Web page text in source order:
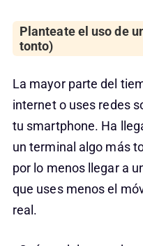
Planteate el uso de
tonto)
La mayor parte del
internet o uses redes
tu smartphone. Ha
un terminal algo más
por lo menos llegar a
que uses menos el
real.